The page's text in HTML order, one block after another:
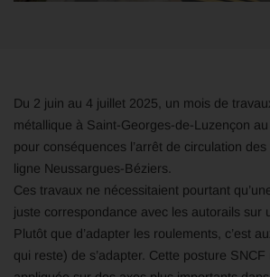
Du 2 juin au 4 juillet 2025, un mois de
métallique à Saint-Georges-de-Luzençon
pour conséquences l’arrêt de circulation
ligne Neussargues-Béziers.
Ces travaux ne nécessitaient pourtant
juste correspondance avec les autorails sur
Plutôt que d’adapter les roulements, c’est
qui reste) de s’adapter. Cette posture